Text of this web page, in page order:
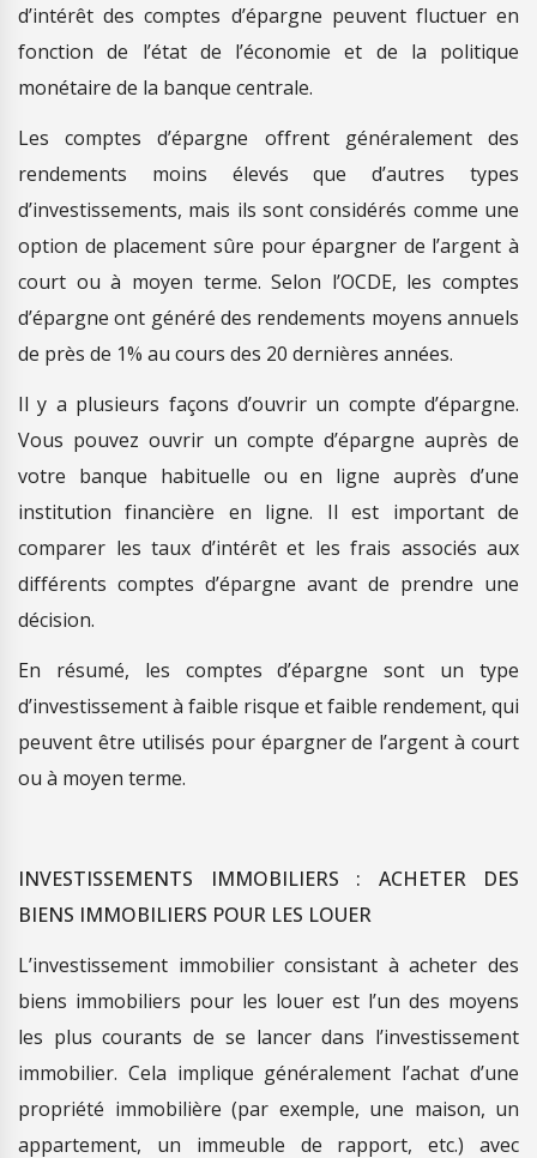
d’intérêt des comptes d’épargne peuvent fluctuer en
fonction de l’état de l’économie et de la politique
monétaire de la banque centrale.
Les comptes d’épargne offrent généralement des
rendements moins élevés que d’autres types
d’investissements, mais ils sont considérés comme une
option de placement sûre pour épargner de l’argent à
court ou à moyen terme. Selon l’OCDE, les comptes
d’épargne ont généré des rendements moyens annuels
de près de 1% au cours des 20 dernières années.
Il y a plusieurs façons d’ouvrir un compte d’épargne.
Vous pouvez ouvrir un compte d’épargne auprès de
votre banque habituelle ou en ligne auprès d’une
institution financière en ligne. Il est important de
comparer les taux d’intérêt et les frais associés aux
différents comptes d’épargne avant de prendre une
décision.
En résumé, les comptes d’épargne sont un type
d’investissement à faible risque et faible rendement, qui
peuvent être utilisés pour épargner de l’argent à court
ou à moyen terme.
INVESTISSEMENTS IMMOBILIERS : ACHETER DES
BIENS IMMOBILIERS POUR LES LOUER
L’investissement immobilier consistant à acheter des
biens immobiliers pour les louer est l’un des moyens
les plus courants de se lancer dans l’investissement
immobilier. Cela implique généralement l’achat d’une
propriété immobilière (par exemple, une maison, un
appartement, un immeuble de rapport, etc.) avec